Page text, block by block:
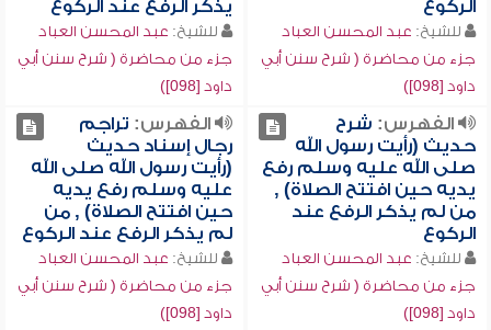
الركوع
للشيخ: عبد المحسن العباد
جزء من محاضرة ( شرح سنن أبي
داود [098])
يذكر الرفع عند الركوع
للشيخ: عبد المحسن العباد
جزء من محاضرة ( شرح سنن أبي
داود [098])
الفهرس: شرح
حديث (رأيت رسول الله
صلى الله عليه وسلم رفع
يديه حين افتتح الصلاة) ,
من لم يذكر الرفع عند
الركوع
للشيخ: عبد المحسن العباد
جزء من محاضرة ( شرح سنن أبي
داود [098])
الفهرس: تراجم
رجال إسناد حديث
(رأيت رسول الله صلى الله
عليه وسلم رفع يديه
حين افتتح الصلاة) , من
لم يذكر الرفع عند الركوع
للشيخ: عبد المحسن العباد
جزء من محاضرة ( شرح سنن أبي
داود [098])